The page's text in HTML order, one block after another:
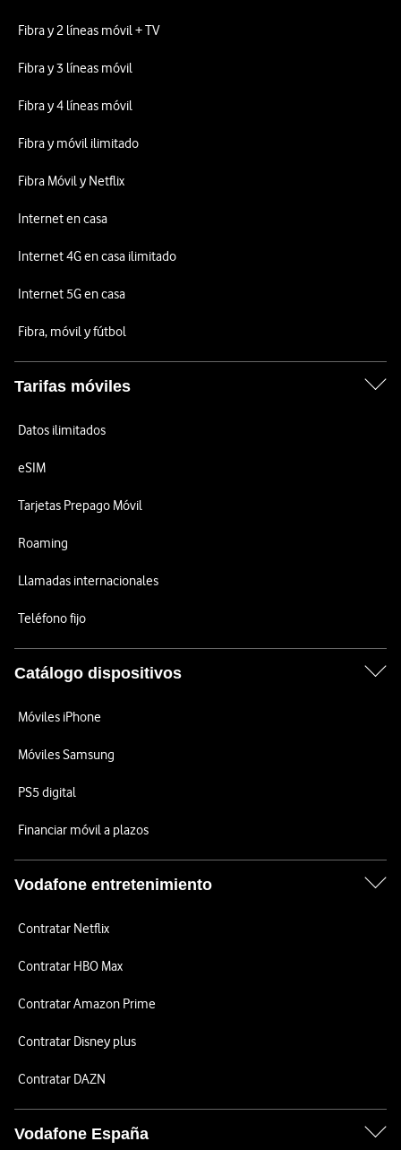
Fibra y 2 líneas móvil + TV
Fibra y 3 líneas móvil
Fibra y 4 líneas móvil
Fibra y móvil ilimitado
Fibra Móvil y Netflix
Internet en casa
Internet 4G en casa ilimitado
Internet 5G en casa
Fibra, móvil y fútbol
Tarifas móviles
Datos ilimitados
eSIM
Tarjetas Prepago Móvil
Roaming
Llamadas internacionales
Teléfono fijo
Catálogo dispositivos
Móviles iPhone
Móviles Samsung
PS5 digital
Financiar móvil a plazos
Vodafone entretenimiento
Contratar Netflix
Contratar HBO Max
Contratar Amazon Prime
Contratar Disney plus
Contratar DAZN
Vodafone España